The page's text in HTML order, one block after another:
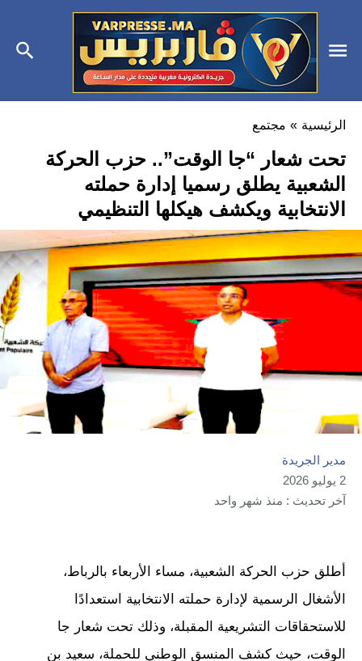
الرئيسية » مجتمع
تحت شعار “جا الوقت”.. حزب الحركة
الشعبية يطلق رسميا إدارة حملته
الانتخابية ويكشف هيكلها التنظيمي
مدير الجريدة
2 يوليو 2026
آخر تحديث : منذ شهر واحد
أطلق حزب الحركة الشعبية، مساء الأربعاء بالرباط،
الأشغال الرسمية لإدارة حملته الانتخابية استعدادًا
للاستحقاقات التشريعية المقبلة، وذلك تحت شعار جا
الوقت، حيث كشف المنسق الوطني للحملة، سعيد بن